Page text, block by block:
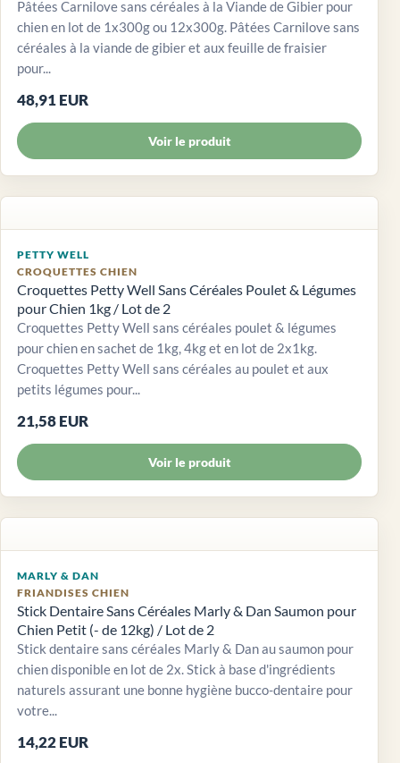
Pâtées Carnilove sans céréales à la Viande de Gibier pour
chien en lot de 1x300g ou 12x300g. Pâtées Carnilove sans
céréales à la viande de gibier et aux feuille de fraisier
pour...
48,91 EUR
Voir le produit
PETTY WELL
CROQUETTES CHIEN
Croquettes Petty Well Sans Céréales Poulet & Légumes
pour Chien 1kg / Lot de 2
Croquettes Petty Well sans céréales poulet & légumes
pour chien en sachet de 1kg, 4kg et en lot de 2x1kg.
Croquettes Petty Well sans céréales au poulet et aux
petits légumes pour...
21,58 EUR
Voir le produit
MARLY & DAN
FRIANDISES CHIEN
Stick Dentaire Sans Céréales Marly & Dan Saumon pour
Chien Petit (- de 12kg) / Lot de 2
Stick dentaire sans céréales Marly & Dan au saumon pour
chien disponible en lot de 2x. Stick à base d'ingrédients
naturels assurant une bonne hygiène bucco-dentaire pour
votre...
14,22 EUR